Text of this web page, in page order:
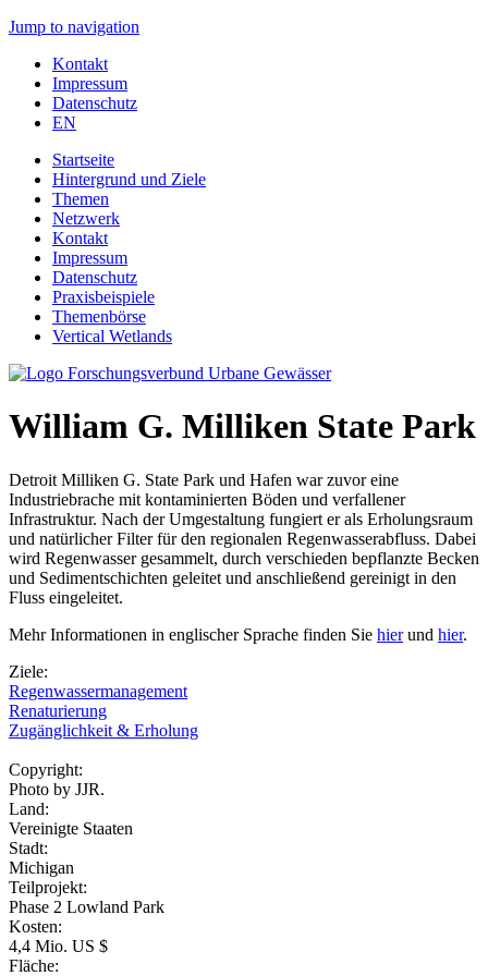
Jump to navigation
Kontakt
Impressum
Datenschutz
EN
Startseite
Hintergrund und Ziele
Themen
Netzwerk
Kontakt
Impressum
Datenschutz
Praxisbeispiele
Themenbörse
Vertical Wetlands
William G. Milliken State Park
Detroit Milliken G. State Park und Hafen war zuvor eine
Industriebrache mit kontaminierten Böden und verfallener
Infrastruktur. Nach der Umgestaltung fungiert er als Erholungsraum
und natürlicher Filter für den regionalen Regenwasserabfluss. Dabei
wird Regenwasser gesammelt, durch verschieden bepflanzte Becken
und Sedimentschichten geleitet und anschließend gereinigt in den
Fluss eingeleitet.
Mehr Informationen in englischer Sprache finden Sie hierund hier.
Ziele:
Regenwassermanagement
Renaturierung
Zugänglichkeit & Erholung
Copyright:
Photo by JJR.
Land:
Vereinigte Staaten
Stadt:
Michigan
Teilprojekt:
Phase 2 Lowland Park
Kosten:
4,4 Mio. US $
Fläche: